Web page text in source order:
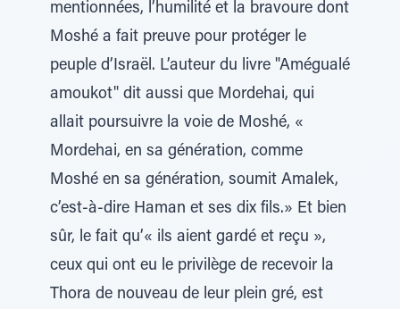
mentionnées, l’humilité et la bravoure dont
Moshé a fait preuve pour protéger le
peuple d’Israël. L’auteur du livre "Amégualé
amoukot" dit aussi que Mordehai, qui
allait poursuivre la voie de Moshé, «
Mordehai, en sa génération, comme
Moshé en sa génération, soumit Amalek,
c’est-à-dire Haman et ses dix fils.» Et bien
sûr, le fait qu’« ils aient gardé et reçu »,
ceux qui ont eu le privilège de recevoir la
Thora de nouveau de leur plein gré, est